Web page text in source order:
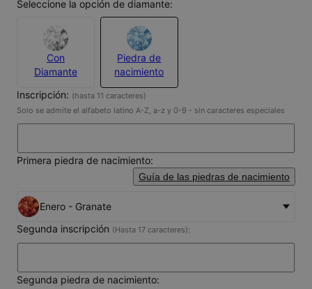
Seleccione la opción de diamante:
Con
Diamante
Piedra de
nacimiento
Inscripción: (hasta 11 caracteres)
Solo se admite el alfabeto latino A-Z, a-z y 0-9 - sin caracteres especiales
Primera piedra de nacimiento:
Guía de las piedras de nacimiento
Enero - Granate
Segunda inscripción (Hasta 17 caracteres):
Segunda piedra de nacimiento: